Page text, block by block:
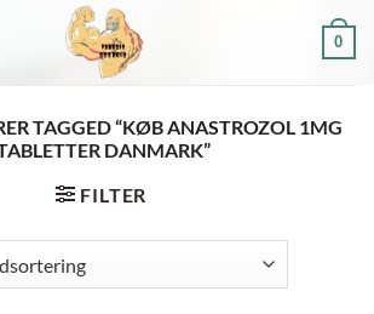
0
TAGGED “KØB ANASTROZOL 1MG
DANMARK”
FILTER